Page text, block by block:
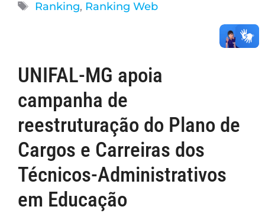
Ranking, Ranking Web
UNIFAL-MG apoia
campanha de
reestruturação do Plano de
Cargos e Carreiras dos
Técnicos-Administrativos
em Educação